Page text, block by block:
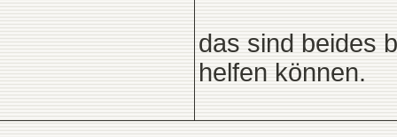
das sind beides
helfen können.